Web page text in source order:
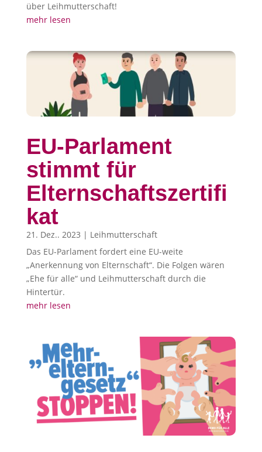
über Leihmutterschaft!
mehr lesen
EU-Parlament
stimmt für
Elternschaftszertifi
kat
21. Dez.. 2023 | Leihmutterschaft
Das EU-Parlament fordert eine EU-weite
„Anerkennung von Elternschaft“. Die Folgen wären
„Ehe für alle“ und Leihmutterschaft durch die
Hintertür.
mehr lesen